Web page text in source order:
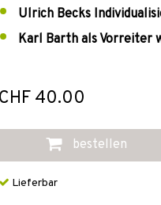
Ulrich Becks
Karl Barth als Vorreiter
CHF 40.00
bestellen
Lieferbar